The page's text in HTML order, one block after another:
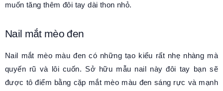
muốn tăng thêm đôi tay dài thon nhỏ.
Nail mắt mèo đen
Nail mắt mèo màu đen có những tạo kiểu rất nhẹ nhàng mà
quyến rũ và lôi cuốn. Sở hữu mẫu nail này đôi tay bạn sẽ
được tô điểm bằng cặp mắt mèo màu đen sáng rực và mạnh